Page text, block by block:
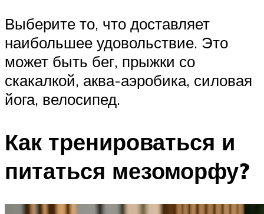
Выберите то, что доставляет
наибольшее удовольствие. Это
может быть бег, прыжки со
скакалкой, аква-аэробика, силовая
йога, велосипед.
Как тренироваться и
питаться мезоморфу?